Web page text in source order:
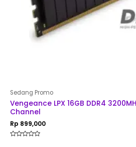
Sedang Promo
Vengeance LPX 16GB DDR4
Channel
Rp 899,000